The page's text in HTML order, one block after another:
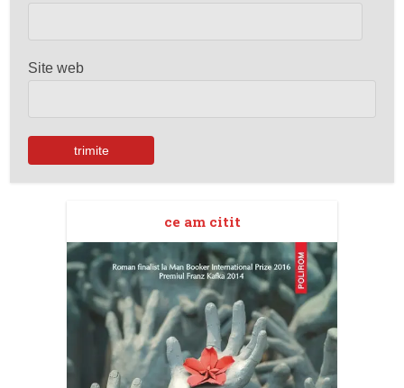
Site web
ce am citit